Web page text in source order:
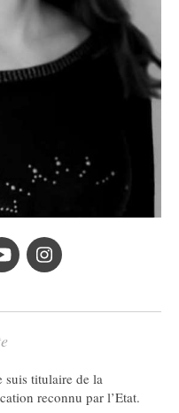
suis titulaire de la
reconnu par l’Etat.